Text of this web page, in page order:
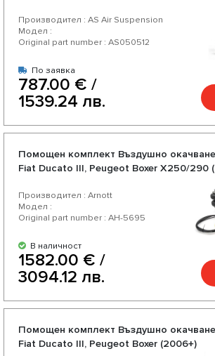
Производител : AS Air Suspension
Модел :
Original part number : AS050512
По заявка
787.00 € /
1539.24 лв.
Помощен комплект Въздушно
Fiat Ducato III, Peugeot Boxer X250/290
Производител : Arnott
Модел :
Original part number : AH-5695
В наличност
1582.00 € /
3094.12 лв.
Помощен комплект Въздушно
Fiat Ducato III, Peugeot Boxer (2006+)